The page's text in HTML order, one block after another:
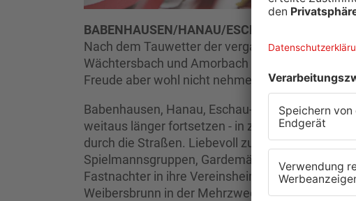
BABENHAUSEN/HANAU/ESCHAU.
Nach dem Tauwetter der vergangenen Tage
Wächtersbach und Amorbach in der Nach kräftig
Freude aber wohl nicht nehmen.
Babenhausen, Hanau, Eschau-Hobbach oder
weitaus länger fortsetzen - in zahlreichen
durch die Straßen. Liebevoll
Spielmannsgruppen, Gardemädchen oder
Fastnachter in ihre Vereinsheime zum Weiter-
Weibersbrunn in der Mehrzweckhalle. Aber